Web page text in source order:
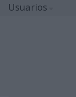
Usuarios